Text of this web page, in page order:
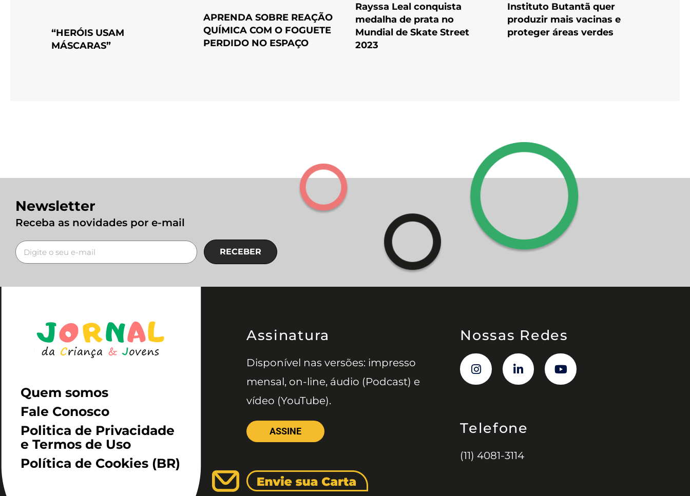
“HERÓIS USAM
MÁSCARAS”
APRENDA SOBRE REAÇÃO
QUÍMICA COM O FOGUETE
PERDIDO NO ESPAÇO
Rayssa Leal conquista
medalha de prata no
Mundial de Skate Street
2023
Instituto Butantã quer
produzir mais vacinas e
proteger áreas verdes
Newsletter
Receba as novidades por e-mail
RECEBER
Quem somos
Fale Conosco
Politica de Privacidade
e Termos de Uso
Política de Cookies (BR)
Assinatura
Disponível nas versões: impresso
mensal, on-line, áudio (Podcast) e
vídeo (YouTube).
ASSINE
Nossas Redes
Telefone
(11) 4081-3114